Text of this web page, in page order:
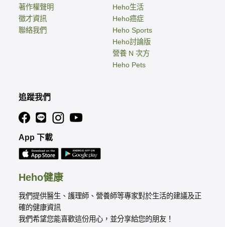
Heho健康
我們提供醫生、護理師、營養師等專家對於生活的建議及正
確的健康資訊
我們希望您能喜歡這份用心，並分享給您的朋友！
著作權聲明
徵才資訊
聯絡我們
Heho生活
Heho癌症
Heho Sports
Heho討論版
營養 N 次方
Heho Pets
追蹤我們
App 下載